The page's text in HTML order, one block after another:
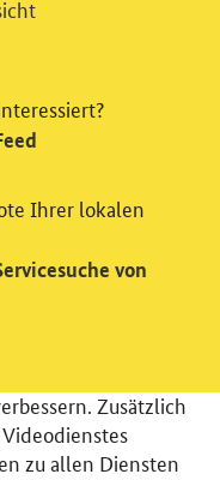
und / oder
Ihre Einwilligung für
Webseite: Wir
Zusätzlich
zu allen Diensten
Ihrer lokalen
von